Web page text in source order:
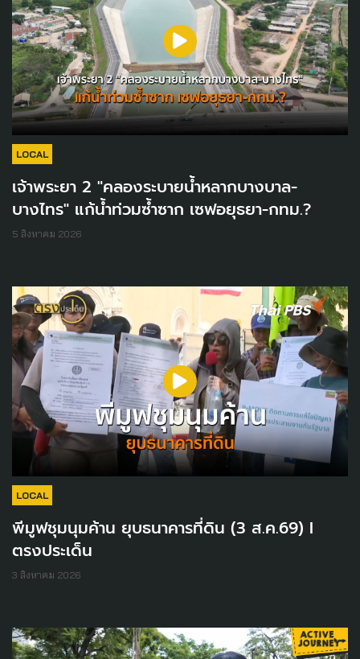
LOCAL
เจ้าพระยา 2 "คลองระบายน้ำหลากบางบาล-
บางไทร" แก้น้ำท่วมซ้ำซาก เซฟอยุธยา-กทม.?
5 สิงหาคม 2026
LOCAL
พีมูฟชุมนุมค้าน ยุบธนาคารที่ดิน (3 ส.ค.69) I
ตรงประเด็น
3 สิงหาคม 2026